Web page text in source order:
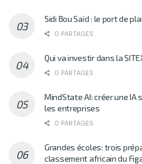
Sidi Bou Saïd : le port de
0 PARTAGES
Qui va investir dans la
0 PARTAGES
MindState AI: créer une IA
les entreprises
0 PARTAGES
Grandes écoles: trois
classement africain du